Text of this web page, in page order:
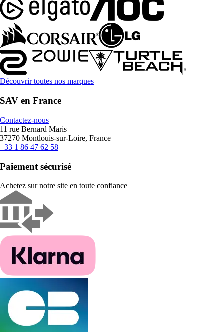
Découvrir toutes nos marques
SAV en France
Contactez-nous
11 rue Bernard Maris
37270 Montlouis-sur-Loire, France
+33 1 86 47 62 58
Paiement sécurisé
Achetez sur notre site en toute confiance